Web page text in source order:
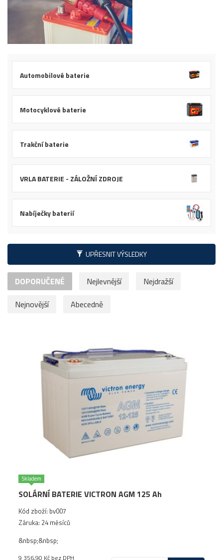
Automobilové baterie
Motocyklové baterie
Trakční baterie
VRLA BATERIE - ZÁLOŽNÍ ZDROJE
Nabíječky baterií
UPŘESNIT VÝSLEDKY
DOPORUČENÉ Nejlevnější
Nejdražší
Nejnovější
Abecedně
Skladem
SOLÁRNÍ BATERIE VICTRON AGM 125 Ah
Kód zboží: bv007
Záruka: 24 měsíců
&nbsp;&nbsp;
9 356,90 Kč bez DPH